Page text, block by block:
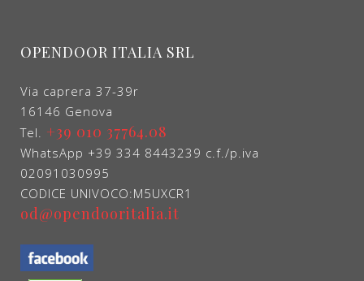
OPENDOOR ITALIA SRL
Via caprera 37-39r
16146 Genova
Tel. +39 010 37764.08
WhatsApp +39 334 8443239 c.f./p.iva
02091030995
CODICE UNIVOCO:M5UXCR1
od@opendooritalia.it